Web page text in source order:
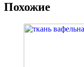
Похожие